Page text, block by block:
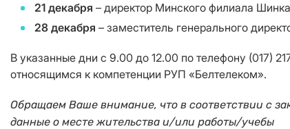
21 декабря – директор Минского филиала
28 декабря – заместитель генерального
В указанные дни с 9.00 до 12.00 по телефону (017)
относящимся к компетенции РУП «Белтелеком».
Обращаем Ваше внимание, что в соответствии с
данные о месте жительства и/или работы/учебы